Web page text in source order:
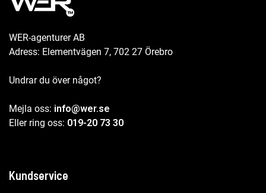
WER-agenturer AB
Adress: Elementvägen 7, 702 27 Örebro
Undrar du över något?
Mejla oss: info@wer.se
Eller ring oss: 019-20 73 30
Kundservice